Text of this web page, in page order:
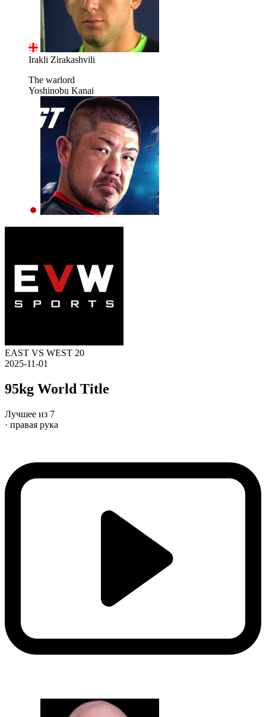
Irakli Zirakashvili
The warlord
Yoshinobu Kanai
EAST VS WEST 20
2025-11-01
95kg World Title
Лучшее из 7
· правая рука